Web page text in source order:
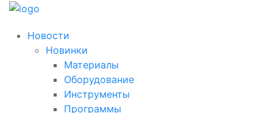
Новости
Новинки
Материалы
Оборудование
Инструменты
Программы